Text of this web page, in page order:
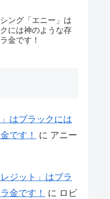
ング「エニー」は
には神のような存
金です！
はブラックには
です！
に アニー
ジット」はブラ
金です！
に ロビ